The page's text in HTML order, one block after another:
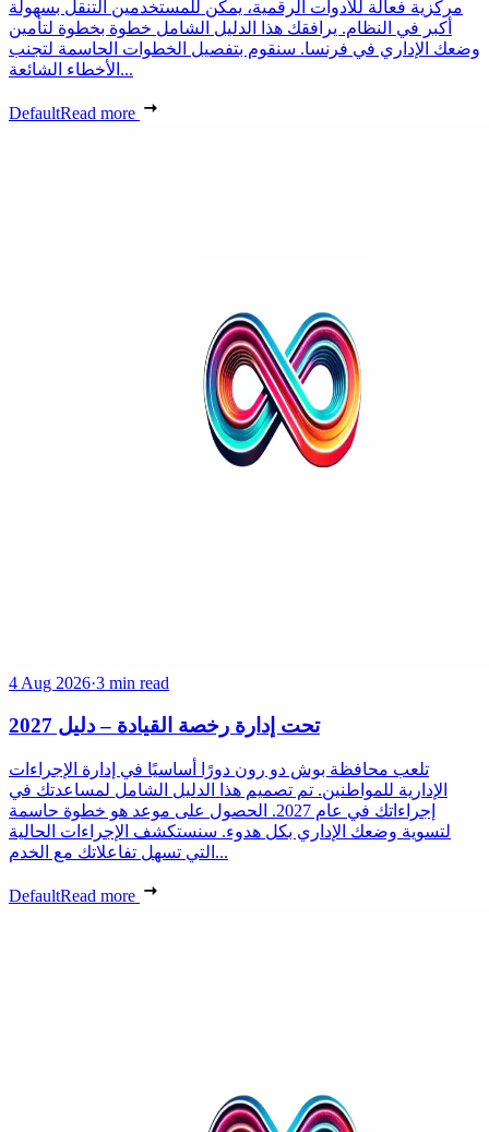
مركزية فعالة للأدوات الرقمية، يمكن للمستخدمين التنقل بسهولة
أكبر في النظام. يرافقك هذا الدليل الشامل خطوة بخطوة لتأمين
وضعك الإداري في فرنسا. سنقوم بتفصيل الخطوات الحاسمة لتجنب
الأخطاء الشائعة...
DefaultRead more
4 Aug 2026·3 min read
تحت إدارة رخصة القيادة – دليل 2027
تلعب محافظة بوش دو رون دورًا أساسيًا في إدارة الإجراءات
الإدارية للمواطنين. تم تصميم هذا الدليل الشامل لمساعدتك في
إجراءاتك في عام 2027. الحصول على موعد هو خطوة حاسمة
لتسوية وضعك الإداري بكل هدوء. سنستكشف الإجراءات الحالية
التي تسهل تفاعلاتك مع الخدم...
DefaultRead more